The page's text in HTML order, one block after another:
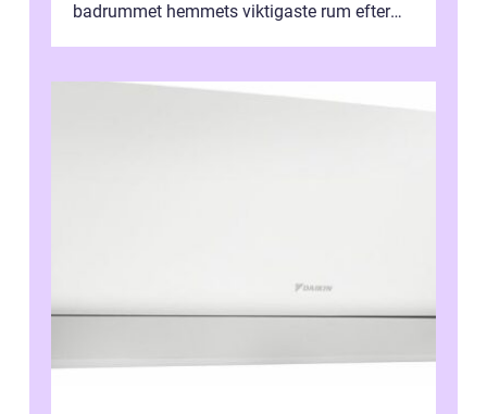
badrummet hemmets viktigaste rum efter